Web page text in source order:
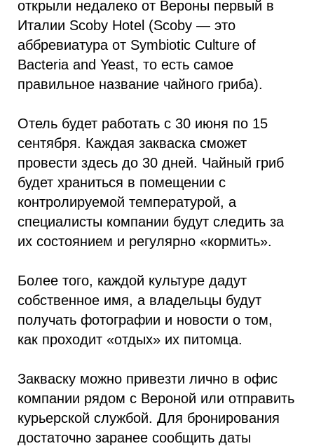
открыли недалеко от Вероны первый в
Италии Scoby Hotel (Scoby — это
аббревиатура от Symbiotic Culture of
Bacteria and Yeast, то есть самое
правильное название чайного гриба).
Отель будет работать с 30 июня по 15
сентября. Каждая закваска сможет
провести здесь до 30 дней. Чайный гриб
будет храниться в помещении с
контролируемой температурой, а
специалисты компании будут следить за
их состоянием и регулярно «кормить».
Более того, каждой культуре дадут
собственное имя, а владельцы будут
получать фотографии и новости о том,
как проходит «отдых» их питомца.
Закваску можно привезти лично в офис
компании рядом с Вероной или отправить
курьерской службой. Для бронирования
достаточно заранее сообщить даты